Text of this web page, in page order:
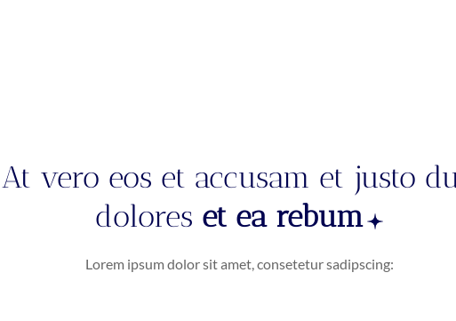
At vero eos et accusam et justo
dolores et ea rebum
Lorem ipsum dolor sit amet, consetetur sadipscing: